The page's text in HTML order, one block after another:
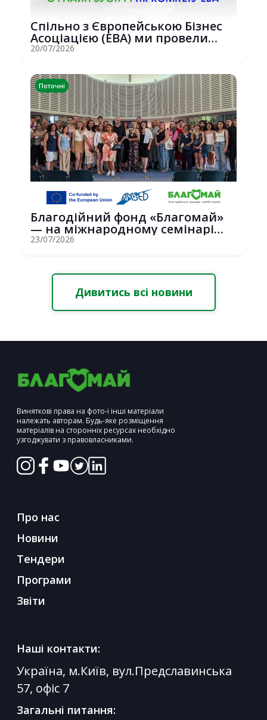
Спільно з Європейською Бізнес
Асоціацією (EBA) ми провели
потужну о...
20/07/2026
Поточні
Благодійний фонд «Благомай»
— на міжнародному семінарі
Erasmus+ у С...
23/07/2026
Дивитись всі новини
Виняткові права на фото-і інші матеріали
належать авторам. Будь-яке розміщення
матеріалів на сторонніх ресурсах необхідно
узгоджувати з правовласниками.
Про нас
Новини
Тендери
Програми
Звіти
Наші контакти:
Україна, м.Київ, вул.Предславинська
57, офіс 7
Загальні питання: